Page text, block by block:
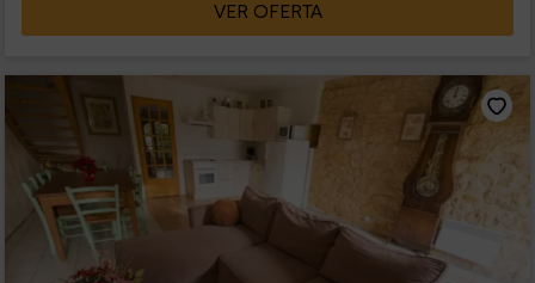
VER OFERTA